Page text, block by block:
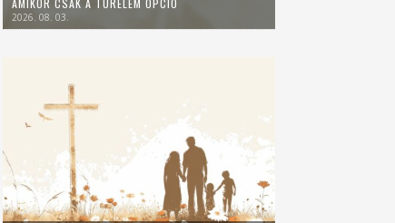
AMIKOR CSAK A TÜRELEM OPCIÓ
2026. 08. 03.